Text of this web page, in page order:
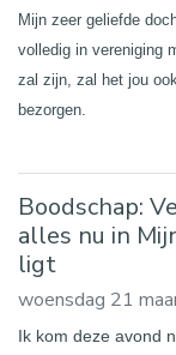
Mijn zeer geliefde
volledig in vereniging
zal zijn, zal het jou
bezorgen.
Boodschap:
alles nu in
ligt
woensdag 21
Ik kom deze avond